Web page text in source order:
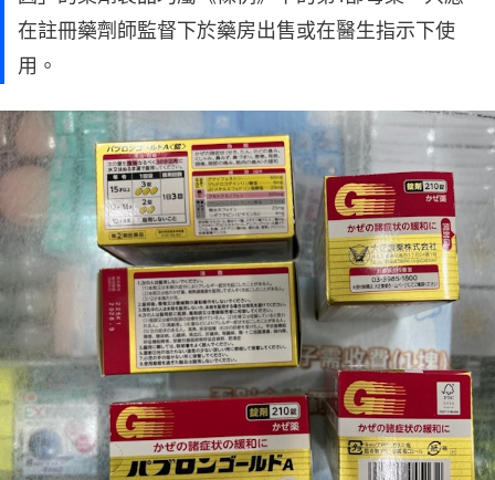
在註冊藥劑師監督下於藥房出售或在醫生指示下使
用。